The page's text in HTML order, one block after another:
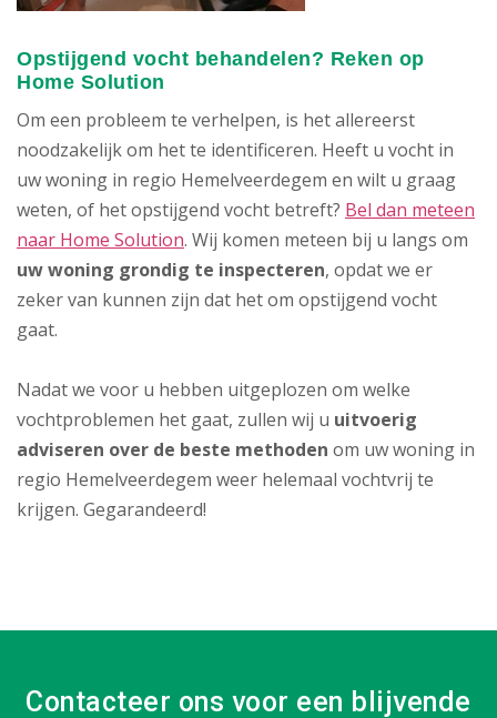
Opstijgend vocht behandelen? Reken op
Home Solution
Om een probleem te verhelpen, is het allereerst
noodzakelijk om het te identificeren. Heeft u vocht in
uw woning in regio Hemelveerdegem en wilt u graag
weten, of het opstijgend vocht betreft? Bel dan meteen
naar Home Solution. Wij komen meteen bij u langs om
uw woning grondig te inspecteren, opdat we er
zeker van kunnen zijn dat het om opstijgend vocht
gaat.
Nadat we voor u hebben uitgeplozen om welke
vochtproblemen het gaat, zullen wij u uitvoerig
adviseren over de beste methoden om uw woning in
regio Hemelveerdegem weer helemaal vochtvrij te
krijgen. Gegarandeerd!
Contacteer ons voor een blijvende